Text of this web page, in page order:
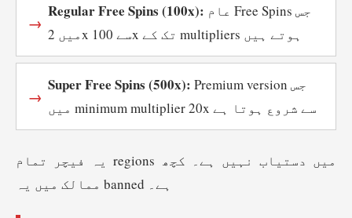
Regular Free Spins (100x):
میں 2x سے 100x تک کے multipliers ہوتے ہیں
Super Free Spins (500x): Premium version جس
میں minimum multiplier 20x سے شروع ہوتا ہے
یہ فیچر تمام regions میں دستیاب نہیں ہے۔ کچھ
ممالک میں یہ banned ہے۔